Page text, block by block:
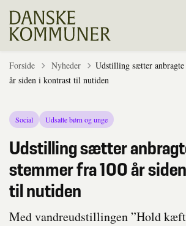
Forside Tilbage til
Nyheder
Udstilling sætter
år siden i kontrast til nutiden
Social Udsatte børn og unge
Udstilling sætter
stemmer fra 100 år
til nutiden
Med vandreudstillingen ”Hold